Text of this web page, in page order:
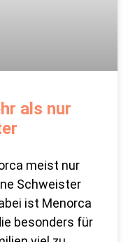
als nur
meist nur
Schweister
ist Menorca
besonders für